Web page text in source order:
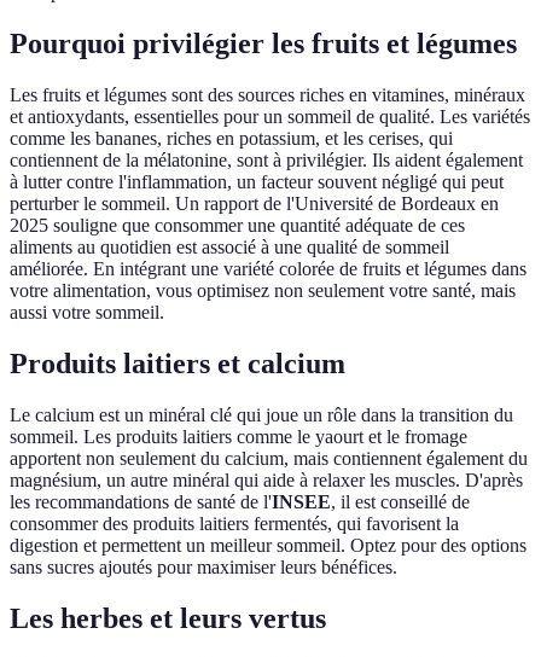
Pourquoi privilégier les fruits et légumes
Les fruits et légumes sont des sources riches en vitamines, minéraux
et antioxydants, essentielles pour un sommeil de qualité. Les variétés
comme les bananes, riches en potassium, et les cerises, qui
contiennent de la mélatonine, sont à privilégier. Ils aident également
à lutter contre l'inflammation, un facteur souvent négligé qui peut
perturber le sommeil. Un rapport de l'Université de Bordeaux en
2025 souligne que consommer une quantité adéquate de ces
aliments au quotidien est associé à une qualité de sommeil
améliorée. En intégrant une variété colorée de fruits et légumes dans
votre alimentation, vous optimisez non seulement votre santé, mais
aussi votre sommeil.
Produits laitiers et calcium
Le calcium est un minéral clé qui joue un rôle dans la transition du
sommeil. Les produits laitiers comme le yaourt et le fromage
apportent non seulement du calcium, mais contiennent également du
magnésium, un autre minéral qui aide à relaxer les muscles. D'après
les recommandations de santé de l'INSEE, il est conseillé de
consommer des produits laitiers fermentés, qui favorisent la
digestion et permettent un meilleur sommeil. Optez pour des options
sans sucres ajoutés pour maximiser leurs bénéfices.
Les herbes et leurs vertus